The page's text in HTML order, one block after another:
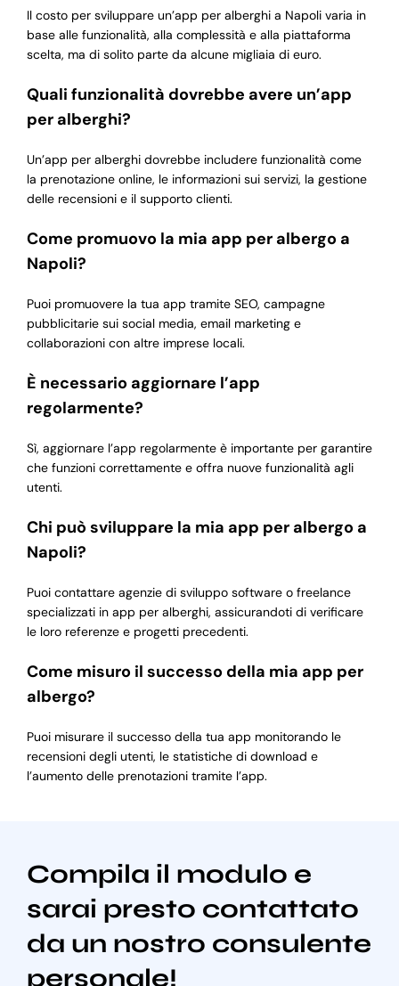
Il costo per sviluppare un’app per alberghi a Napoli varia in
base alle funzionalità, alla complessità e alla piattaforma
scelta, ma di solito parte da alcune migliaia di euro.
Quali funzionalità dovrebbe avere un’app
per alberghi?
Un’app per alberghi dovrebbe includere funzionalità come
la prenotazione online, le informazioni sui servizi, la gestione
delle recensioni e il supporto clienti.
Come promuovo la mia app per albergo a
Napoli?
Puoi promuovere la tua app tramite SEO, campagne
pubblicitarie sui social media, email marketing e
collaborazioni con altre imprese locali.
È necessario aggiornare l’app
regolarmente?
Sì, aggiornare l’app regolarmente è importante per garantire
che funzioni correttamente e offra nuove funzionalità agli
utenti.
Chi può sviluppare la mia app per albergo a
Napoli?
Puoi contattare agenzie di sviluppo software o freelance
specializzati in app per alberghi, assicurandoti di verificare
le loro referenze e progetti precedenti.
Come misuro il successo della mia app per
albergo?
Puoi misurare il successo della tua app monitorando le
recensioni degli utenti, le statistiche di download e
l’aumento delle prenotazioni tramite l’app.
Compila il modulo e
sarai presto contattato
da un nostro consulente
personale!